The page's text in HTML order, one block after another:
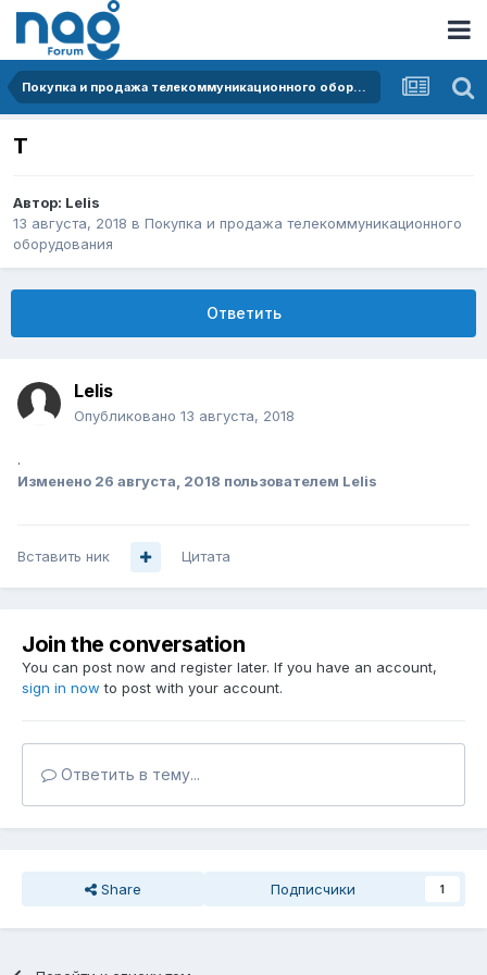
Покупка и продажа телекоммуникационного оборудования
T
Автор: Lelis
13 августа, 2018 в Покупка и продажа телекоммуникационного
оборудования
Ответить
Lelis
Опубликовано 13 августа, 2018
.
Изменено 26 августа, 2018 пользователем Lelis
Вставить ник Цитата
Join the conversation
You can post now and register later. If you have an account,
sign in now to post with your account.
Ответить в тему...
Share Подписчики 1